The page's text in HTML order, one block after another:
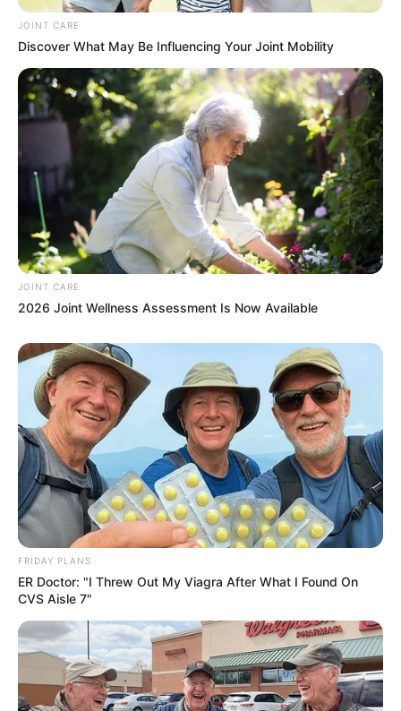
To Steamy To Stream? Not For The Bridgertons! 9
Must-See Scenes
BRAINBERRIES
10 Epic Failures That Were Completely
BRAINBERRIES
The Bodyguard's Hidden Bloopers Revealed
BRAINBERRIES
JOINT CARE
Discover What May Be Influencing Your Joint Mobility
JOINT CARE
2026 Joint Wellness Assessment Is Now Available
FRIDAY PLANS
ER Doctor: "I Threw Out My Viagra After What I Found On
CVS Aisle 7"